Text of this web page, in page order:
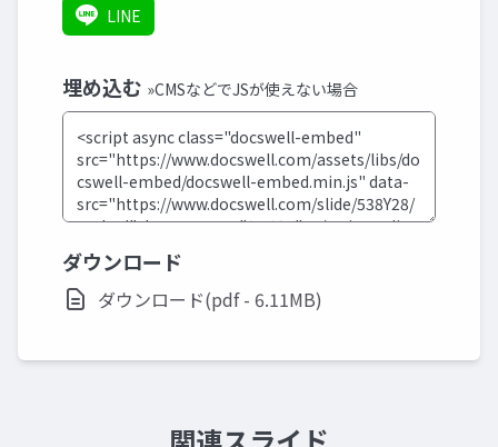
LINE
埋め込む »CMSなどでJSが使えない場合
ダウンロード
ダウンロード(pdf - 6.11MB)